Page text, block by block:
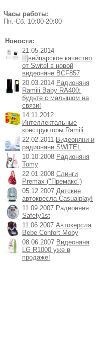
Часы работы:
Пн.-Cб. 10:00-20:00
Новости:
21.05.2014
Щвейцарское качество
от Switel в новой
видеоняне BCF857
20.03.2014 Радионяня
Ramili Baby RA400:
будьте с малышом на
связи!
14.11.2012
Интеллектальные
конструкторы Ramili
22.02.2011 Видеоняни и
радионяни SWITEL
10.10.2008 Радионяня
Tomy
22.01.2008 Слинги
Premax ("Премакс")
05.12.2007 Детские
автокресла Casualplay!
11.09.2007 Радионяня
Safety1st
11.06.2007 Автокерсла
Bebe Confort Moby
08.06.2007 Видеоняня
LG R1000 уже в
продаже!